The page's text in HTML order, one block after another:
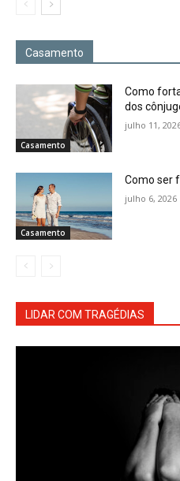
Casamento
Casamento
Como
dos
julho 11,
Casamento
Como ser
julho 6, 2026
LIDAR COM TRAGÉDIAS